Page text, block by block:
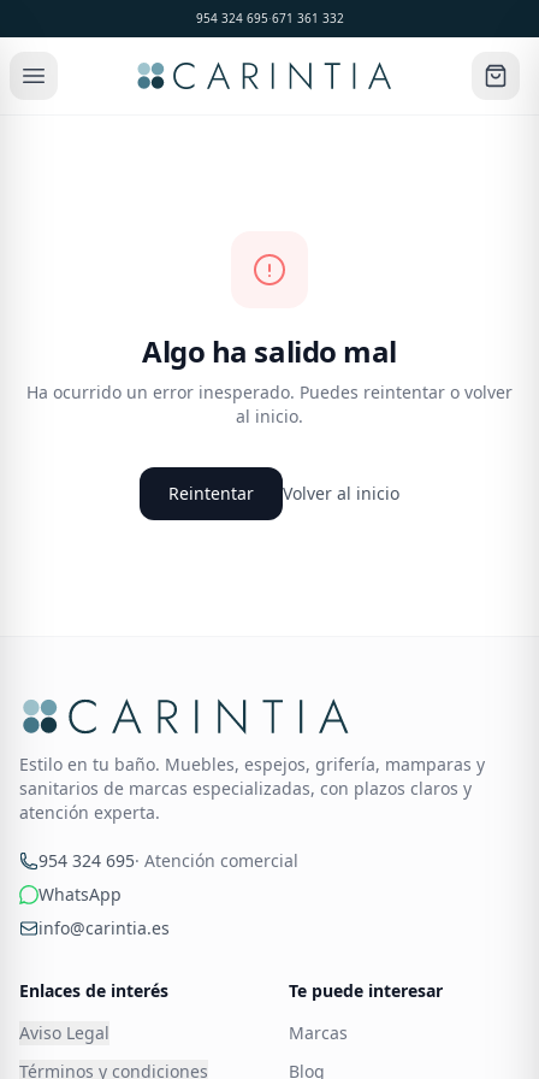
954 324 695·671 361 332
Algo ha salido mal
Ha ocurrido un error inesperado. Puedes reintentar o volver
al inicio.
Reintentar Volver al inicio
Estilo en tu baño. Muebles, espejos, grifería, mamparas y
sanitarios de marcas especializadas, con plazos claros y
atención experta.
954 324 695· Atención comercial
WhatsApp
info@carintia.es
Enlaces de interés
Aviso Legal
Términos y condiciones
Te puede interesar
Marcas
Blog